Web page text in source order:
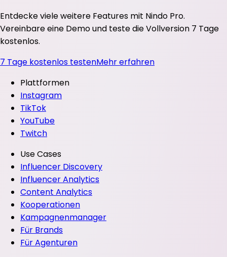
Entdecke viele weitere Features mit Nindo Pro.
Vereinbare eine Demo und teste die Vollversion 7 Tage
kostenlos.
7 Tage kostenlos testenMehr erfahren
Plattformen
Instagram
TikTok
YouTube
Twitch
Use Cases
Influencer Discovery
Influencer Analytics
Content Analytics
Kooperationen
Kampagnenmanager
Für Brands
Für Agenturen